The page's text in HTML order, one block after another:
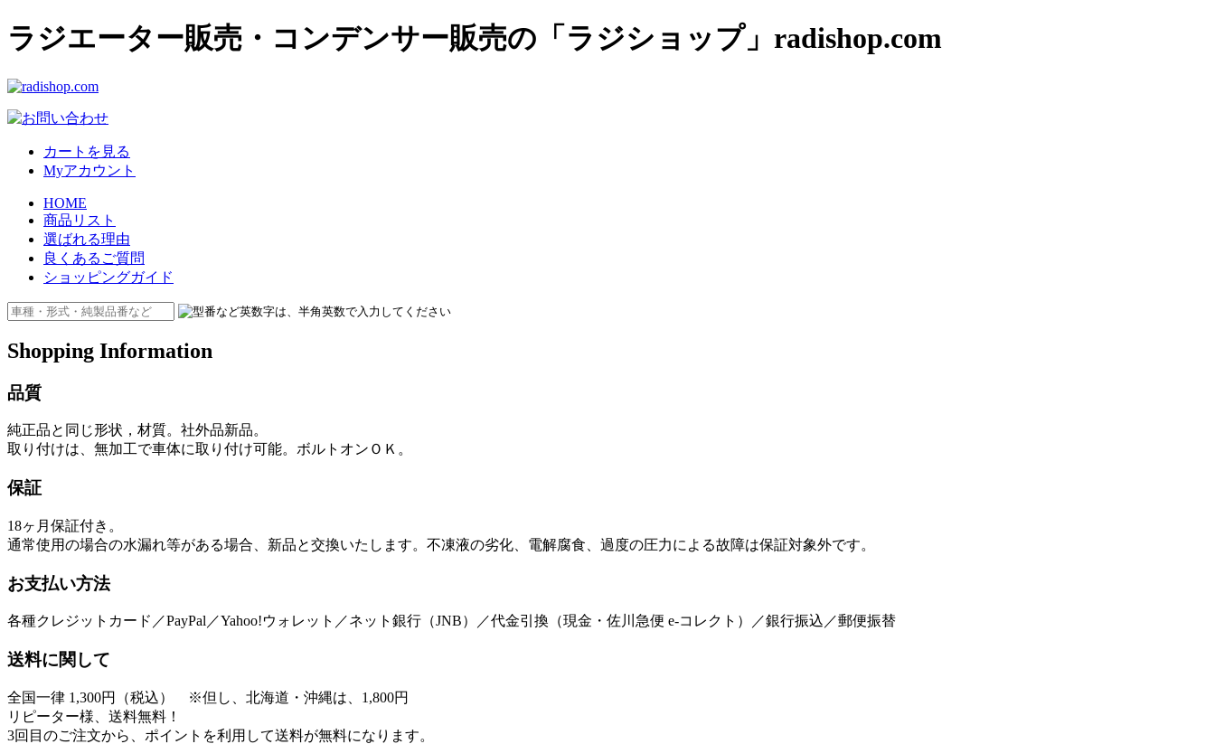
ラジエーター販売・コンデンサー販売の「ラジショップ」radishop.com
カートを見る
Myアカウント
HOME
商品リスト
選ばれる理由
良くあるご質問
ショッピングガイド
Shopping Information
品質
純正品と同じ形状，材質。社外品新品。
取り付けは、無加工で車体に取り付け可能。ボルトオンＯＫ。
保証
18ヶ月保証付き。
通常使用の場合の水漏れ等がある場合、新品と交換いたします。不凍液の劣化、電解腐食、過度の圧力による故障は保証対象外です。
お支払い方法
各種クレジットカード／PayPal／Yahoo!ウォレット／ネット銀行（JNB）／代金引換（現金・佐川急便 e-コレクト）／銀行振込／郵便振替
送料に関して
全国一律 1,300円（税込） ※但し、北海道・沖縄は、1,800円
リピーター様、送料無料！
3回目のご注文から、ポイントを利用して送料が無料になります。